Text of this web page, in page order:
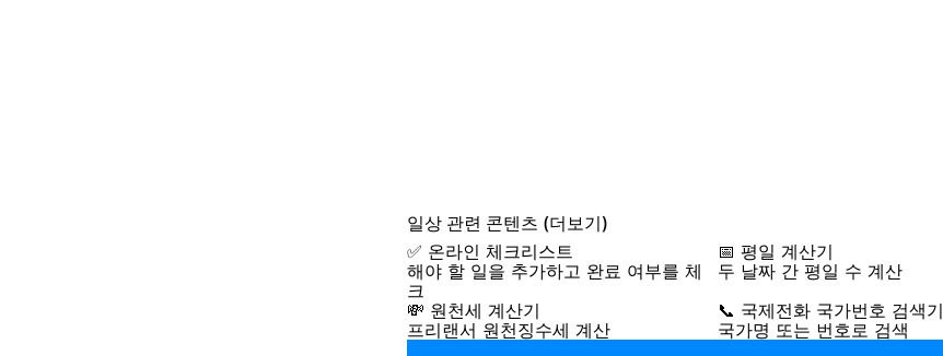
일상 관련 콘텐츠 (더보기)
✅ 온라인 체크리스트
해야 할 일을 추가하고 완료 여부를 체
크
📅 평일 계산기
두 날짜 간 평일 수 계산
💸 원천세 계산기
프리랜서 원천징수세 계산
📞 국제전화 국가번호 검색기
국가명 또는 번호로 검색